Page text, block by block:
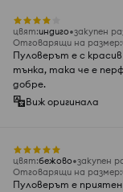
цвят:индиго закупен
Отговарящи на размер:
Пуловерът е с
тънка, така че е
добре.
Виж оригинала
цвят:бежово закупен
Отговарящи на размер:
Пуловерът е приятен